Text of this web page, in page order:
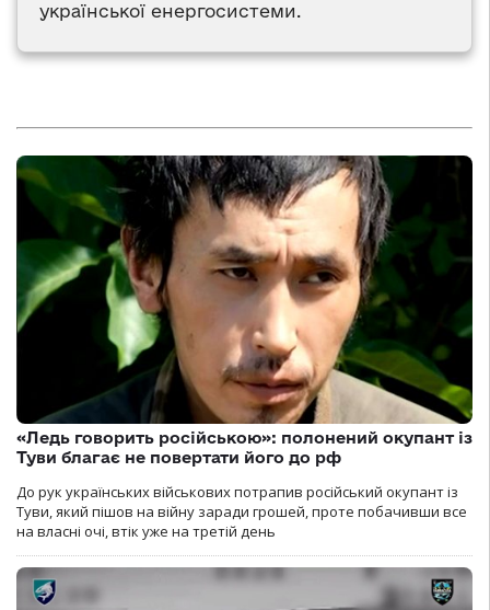
української енергосистеми.
«Ледь говорить російською»: полонений окупант із
Туви благає не повертати його до рф
До рук українських військових потрапив російський окупант із
Туви, який пішов на війну заради грошей, проте побачивши все
на власні очі, втік уже на третій день